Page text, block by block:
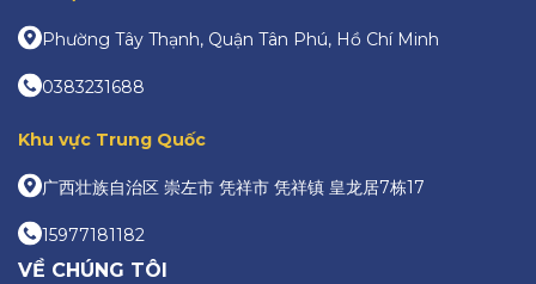
Phường Tây Thạnh, Quận Tân Phú, Hồ Chí Minh
0383231688
Khu vực Trung Quốc
广西壮族自治区 崇左市 凭祥市 凭祥镇 皇龙居7栋17
15977181182
VỀ CHÚNG TÔI